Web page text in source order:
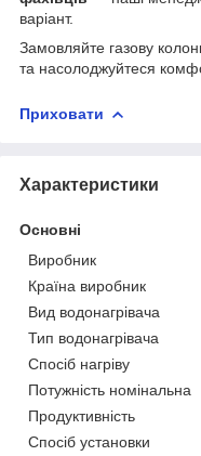
варіант.
Замовляйте газову
та насолоджуйтеся
Приховати
Характеристики
Основні
Виробник
Країна виробник
Вид водонагрівача
Тип водонагрівача
Спосіб нагріву
Потужність номінальна
Продуктивність
Спосіб установки